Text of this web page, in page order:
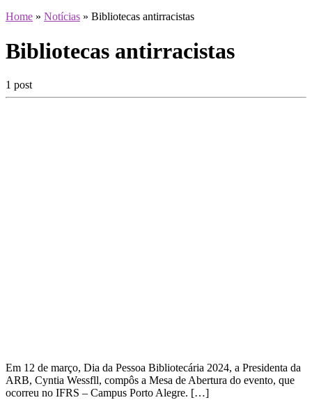
Home » Notícias » Bibliotecas antirracistas
Bibliotecas antirracistas
1 post
Em 12 de março, Dia da Pessoa Bibliotecária 2024, a Presidenta da
ARB, Cyntia Wessfll, compôs a Mesa de Abertura do evento, que
ocorreu no IFRS – Campus Porto Alegre. […]